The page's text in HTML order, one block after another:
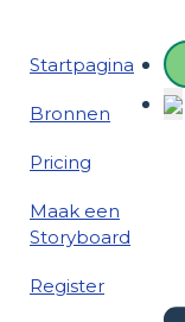
Startpagina
Bronnen
Pricing
Maak een
Storyboard
Register